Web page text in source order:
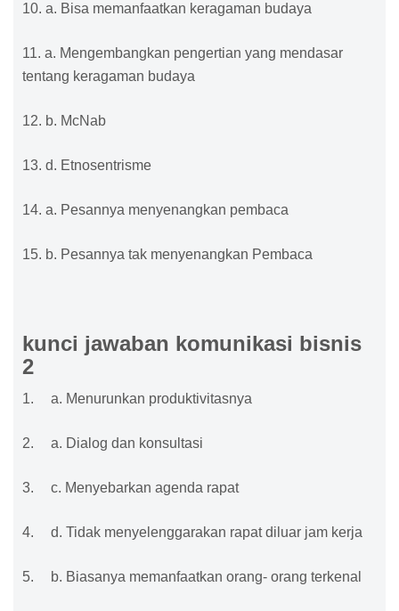
10. a. Bisa memanfaatkan keragaman budaya
11. a. Mengembangkan pengertian yang mendasar
tentang keragaman budaya
12. b. McNab
13. d. Etnosentrisme
14. a. Pesannya menyenangkan pembaca
15. b. Pesannya tak menyenangkan Pembaca
kunci jawaban komunikasi bisnis
2
1. a. Menurunkan produktivitasnya
2. a. Dialog dan konsultasi
3. c. Menyebarkan agenda rapat
4. d. Tidak menyelenggarakan rapat diluar jam kerja
5. b. Biasanya memanfaatkan orang- orang terkenal